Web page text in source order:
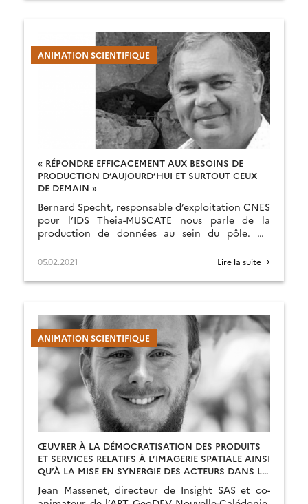
ANIMATION SCIENTIFIQUE
« RÉPONDRE EFFICACEMENT AUX BESOINS DE
PRODUCTION D’AUJOURD’HUI ET SURTOUT CEUX
DE DEMAIN »
Bernard Specht, responsable d’exploitation CNES
pour l’IDS Theia-MUSCATE nous parle de la
production de données au sein du pôle. Un
05.02.2021 Lire la suite →
ANIMATION SCIENTIFIQUE
ŒUVRER À LA DÉMOCRATISATION DES PRODUITS
ET SERVICES RELATIFS À L’IMAGERIE SPATIALE AINSI
QU’À LA MISE EN SYNERGIE DES ACTEURS DANS LE
Jean Massenet, directeur de Insight SAS et co-